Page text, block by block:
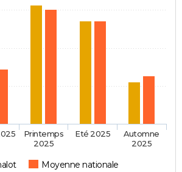
Moyenne nationale
Printemps
2025
Eté 2025
Automne
2025